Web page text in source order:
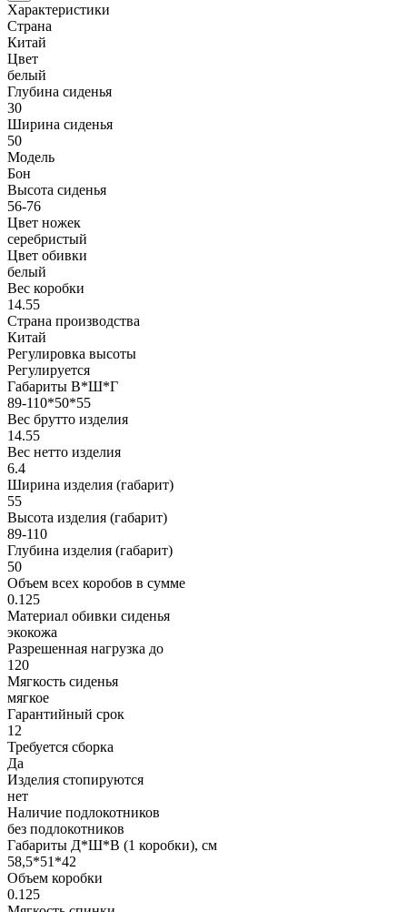
Характеристики
Страна
Китай
Цвет
белый
Глубина сиденья
30
Ширина сиденья
50
Модель
Бон
Высота сиденья
56-76
Цвет ножек
серебристый
Цвет обивки
белый
Вес коробки
14.55
Страна производства
Китай
Регулировка высоты
Регулируется
Габариты В*Ш*Г
89-110*50*55
Вес брутто изделия
14.55
Вес нетто изделия
6.4
Ширина изделия (габарит)
55
Высота изделия (габарит)
89-110
Глубина изделия (габарит)
50
Объем всех коробов в сумме
0.125
Материал обивки сиденья
экокожа
Разрешенная нагрузка до
120
Мягкость сиденья
мягкое
Гарантийный срок
12
Требуется сборка
Да
Изделия стопируются
нет
Наличие подлокотников
без подлокотников
Габариты Д*Ш*В (1 коробки), см
58,5*51*42
Объем коробки
0.125